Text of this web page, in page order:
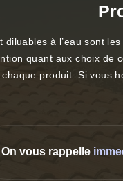
à l’eau sont
quant aux choix
produit. Si vous
On vous rappelle